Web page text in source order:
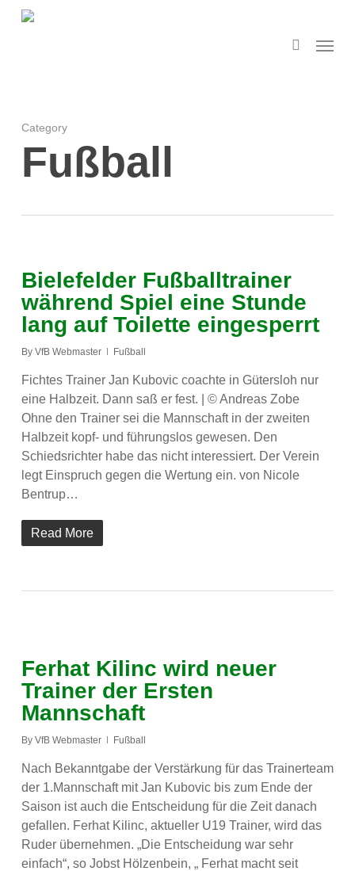
Skip
Menu
Category
Fußball
Bielefelder Fußballtrainer
während Spiel eine Stunde
lang auf Toilette eingesperrt
By VfB Webmaster Fußball
Fichtes Trainer Jan Kubovic coachte in Gütersloh nur
eine Halbzeit. Dann saß er fest. | © Andreas Zobe
Ohne den Trainer sei die Mannschaft in der zweiten
Halbzeit kopf- und führungslos gewesen. Den
Schiedsrichter habe das nicht interessiert. Der Verein
legt Einspruch gegen die Wertung ein. von Nicole
Bentrup…
Read More
Ferhat Kilinc wird neuer
Trainer der Ersten
Mannschaft
By VfB Webmaster Fußball
Nach Bekanntgabe der Verstärkung für das Trainerteam
der 1.Mannschaft mit Jan Kubovic bis zum Ende der
Saison ist auch die Entscheidung für die Zeit danach
gefallen. Ferhat Kilinc, aktueller U19 Trainer, wird das
Ruder übernehmen. „Die Entscheidung war sehr
einfach“, so Jobst Hölzenbein, „ Ferhat macht seit